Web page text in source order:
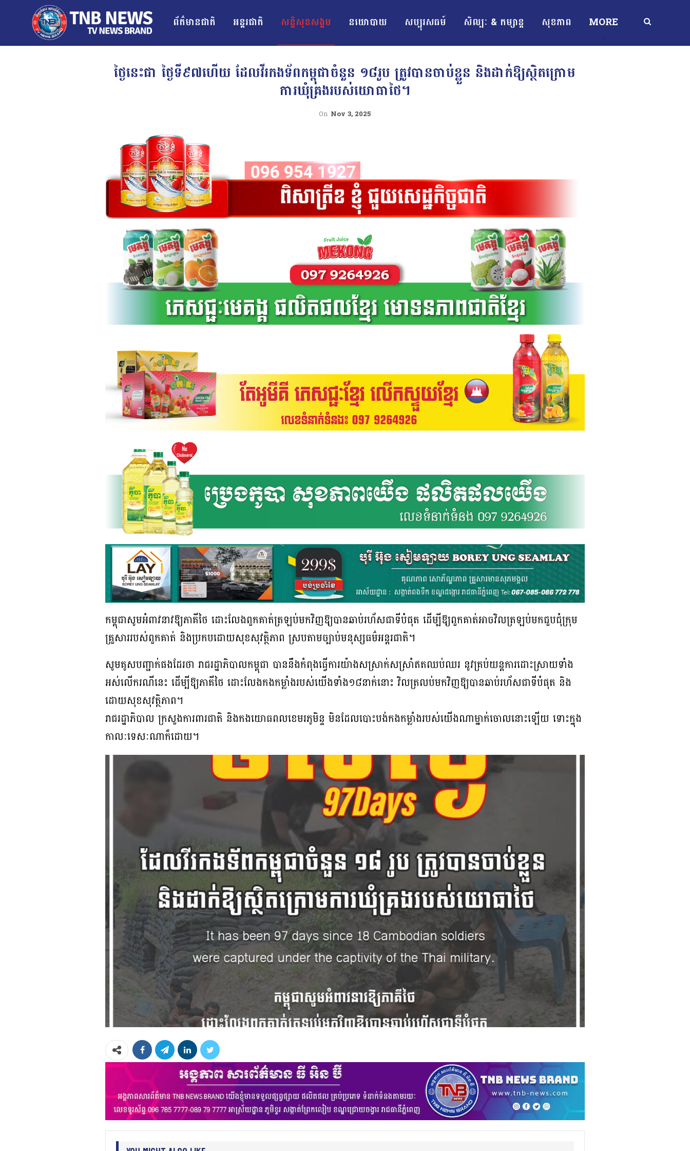
ព័ត៌មានជាតិ អន្ដរជាតិ សន្តិសុខសង្គម នយោបាយ សប្បុរសធម៍ សិល្បៈ & កម្សាន្ត សុខភាព MORE
ថ្ងៃនេះជា ថ្ងៃទី៩៧ហើយ ដែលវីរកងទ័ពកម្ពុជាចំនួន ១៨រូប ត្រូវបានចាប់ខ្លួន និងដាក់ឱ្យស្ថិតក្រោម
ការឃុំគ្រងរបស់យោធាថៃ។
On Nov 3, 2025
កម្ពុជាសូមអំពាវនាវឱ្យភាគីថៃ ដោះលែងពួកគាត់ត្រឡប់មកវិញឱ្យបានឆាប់រហ័សជាទីបំផុត ដើម្បីឱ្យពួកគាត់អាចវិលត្រឡប់មកជួបជុំក្រុម
គ្រួសាររបស់ពួកគាត់ និងប្រកបដោយសុខសុវត្ថិភាព ស្របតាមច្បាប់មនុស្សធម៌អន្តរជាតិ។
សូមគូសបញ្ជាក់ផងដែរថា រាជរដ្ឋាភិបាលកម្ពុជា បាននឹងកំពុងធ្វើការយ៉ាងសស្រាក់សស្រាំឥតឈប់ឈរ នូវគ្រប់យន្តការដោះស្រាយទាំង
អស់លើករណីនេះ ដើម្បីឱ្យភាគីថៃ ដោះលែងកងកម្លាំងរបស់យើងទាំង១៨នាក់នោះ វិលត្រលប់មកវិញឱ្យបានឆាប់រហ័សជាទីបំផុត និង
ដោយសុខសុវត្ថិភាព។
រាជរដ្ឋាភិបាល ក្រសួងការពារជាតិ និងកងយោធពលខេមរភូមិន្ទ មិនដែលបោះបង់កងកម្លាំងរបស់យើងណាម្នាក់ចោលនោះឡើយ ទោះក្នុង
កាលៈទេសៈណាក៏ដោយ។